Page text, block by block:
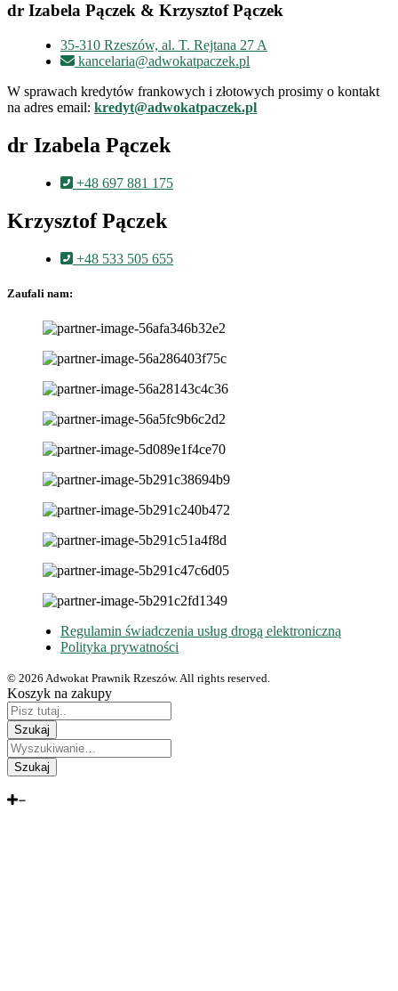
dr Izabela Pączek & Krzysztof Pączek
35-310 Rzeszów, al. T. Rejtana 27 A
kancelaria@adwokatpaczek.pl
W sprawach kredytów frankowych i złotowych prosimy o kontakt
na adres email: kredyt@adwokatpaczek.pl
dr Izabela Pączek
+48 697 881 175
Krzysztof Pączek
+48 533 505 655
Zaufali nam:
Regulamin świadczenia usług drogą elektroniczną
Polityka prywatności
© 2026 Adwokat Prawnik Rzeszów. All rights reserved.
Koszyk na zakupy